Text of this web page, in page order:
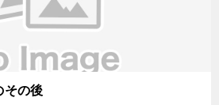
その後